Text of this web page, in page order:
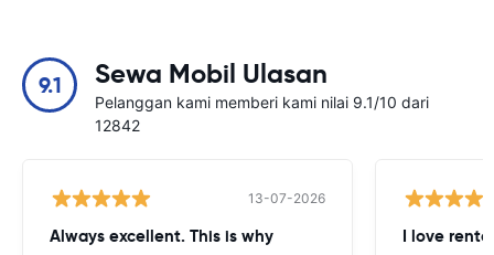
9.1 Sewa Mobil Ulasan
Pelanggan kami memberi kami nilai 9.1/10 dari
12842
13-07-2026
Always excellent. This is why I love